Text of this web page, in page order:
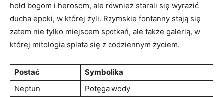
hołd bogom i herosom, ale również starali się wyrazić
ducha epoki, w której żyli. Rzymskie fontanny stają się
zatem nie tylko miejscem spotkań, ale także galerią, w
której mitologia splata się z codziennym życiem.
Postać
Symbolika
Neptun
Potęga wody